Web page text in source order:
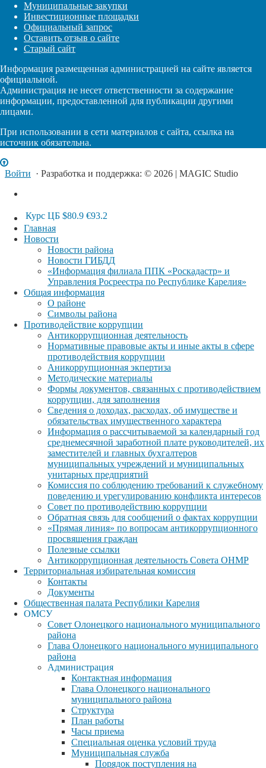
Муниципальные закупки
Инвестиционные площадки
Официальный запрос
Оставить отзыв о сайте
Старый сайт
Информация размещенная администрацией на сайте является
официальной.
Администрация не несет ответственности за содержание
информации, предоставленной для публикации другими
лицами.
При использовании в сети материалов с сайта, ссылка на
источник обязательна.
Войти · Разработка и поддержка: © 2026 | MAGIC Studio
Курс ЦБ $80.9 €93.2
Главная
Новости
Новости района
Новости ГИБДД
«Информация филиала ППК «Роскадастр» и
Управления Росреестра по Республике Карелия»
Общая информация
О районе
Символы района
Противодействие коррупции
Антикоррупционная деятельность
Нормативные правовые акты и иные акты в сфере
противодействия коррупции
Аникоррупционная экпертиза
Методические материалы
Формы документов, связанных с противодействием
коррупции, для заполнения
Сведения о доходах, расходах, об имуществе и
обязательствах имущественного характера
Информация о рассчитываемой за календарный год
среднемесячной заработной плате руководителей, их
заместителей и главных бухгалтеров
муниципальных учреждений и муниципальных
унитарных предприятий
Комиссия по соблюдению требований к служебному
поведению и урегулированию конфликта интересов
Совет по противодействию коррупции
Обратная связь для сообщений о фактах коррупции
«Прямая линия» по вопросам антикоррупционного
просвящения граждан
Полезные ссылки
Антикоррупционная деятельность Совета ОНМР
Территориальная избирательная комиссия
Контакты
Документы
Общественная палата Республики Карелия
ОМСУ
Совет Олонецкого национального муниципального
района
Глава Олонецкого национального муниципального
района
Администрация
Контактная информация
Глава Олонецкого национального
муниципального района
Структура
План работы
Часы приема
Специальная оценка условий труда
Муниципальная служба
Порядок поступления на